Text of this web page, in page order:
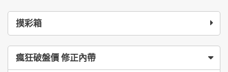
摸彩箱
瘋狂破盤價 修正內帶